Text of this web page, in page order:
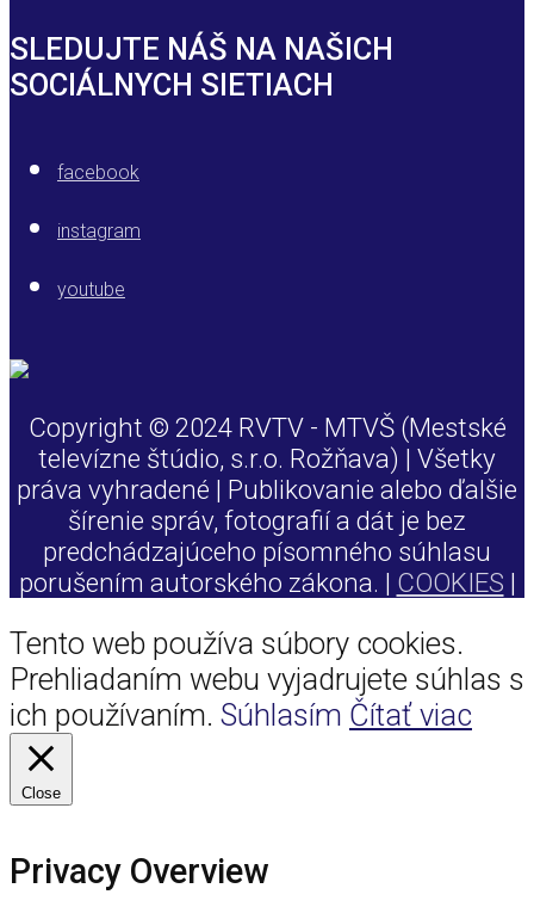
SLEDUJTE NÁŠ NA NAŠICH
SOCIÁLNYCH SIETIACH
facebook
instagram
youtube
Copyright © 2024 RVTV - MTVŠ (Mestské
televízne štúdio, s.r.o. Rožňava) | Všetky
práva vyhradené | Publikovanie alebo ďalšie
šírenie správ, fotografií a dát je bez
predchádzajúceho písomného súhlasu
porušením autorského zákona. | COOKIES |
Tento web používa súbory cookies.
Prehliadaním webu vyjadrujete súhlas s
ich používaním. Súhlasím Čítať viac
Close
Privacy Overview